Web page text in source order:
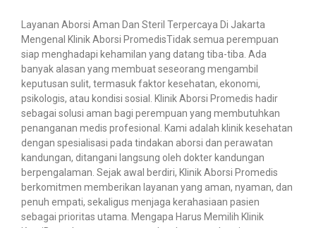
Layanan Aborsi Aman Dan Steril Terpercaya Di Jakarta
Mengenal Klinik Aborsi PromedisTidak semua perempuan
siap menghadapi kehamilan yang datang tiba-tiba. Ada
banyak alasan yang membuat seseorang mengambil
keputusan sulit, termasuk faktor kesehatan, ekonomi,
psikologis, atau kondisi sosial. Klinik Aborsi Promedis hadir
sebagai solusi aman bagi perempuan yang membutuhkan
penanganan medis profesional. Kami adalah klinik kesehatan
dengan spesialisasi pada tindakan aborsi dan perawatan
kandungan, ditangani langsung oleh dokter kandungan
berpengalaman. Sejak awal berdiri, Klinik Aborsi Promedis
berkomitmen memberikan layanan yang aman, nyaman, dan
penuh empati, sekaligus menjaga kerahasiaan pasien
sebagai prioritas utama. Mengapa Harus Memilih Klinik